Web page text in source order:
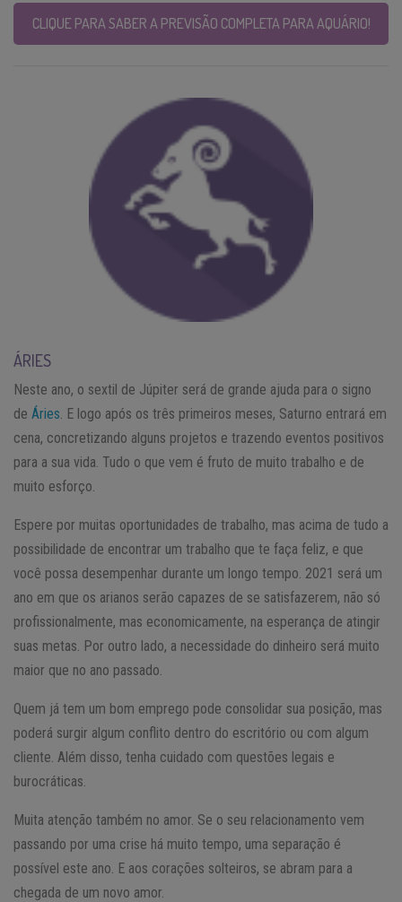
CLIQUE PARA SABER A PREVISÃO COMPLETA PARA AQUÁRIO!
ÁRIES
Neste ano, o sextil de Júpiter será de grande ajuda para o signo
de Áries . E logo após os três primeiros meses, Saturno entrará em
cena, concretizando alguns projetos e trazendo eventos positivos
para a sua vida. Tudo o que vem é fruto de muito trabalho e de
muito esforço.
Espere por muitas oportunidades de trabalho, mas acima de tudo a
possibilidade de encontrar um trabalho que te faça feliz, e que
você possa desempenhar durante um longo tempo. 2021 será um
ano em que os arianos serão capazes de se satisfazerem, não só
profissionalmente, mas economicamente, na esperança de atingir
suas metas. Por outro lado, a necessidade do dinheiro será muito
maior que no ano passado.
Quem já tem um bom emprego pode consolidar sua posição, mas
poderá surgir algum conflito dentro do escritório ou com algum
cliente. Além disso, tenha cuidado com questões legais e
burocráticas.
Muita atenção também no amor. Se o seu relacionamento vem
passando por uma crise há muito tempo, uma separação é
possível este ano. E aos corações solteiros, se abram para a
chegada de um novo amor.